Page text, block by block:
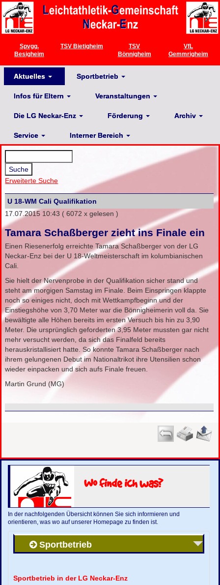
Spvgg.
Besigheim
TSV Bietigheim
TSV
Bönnigheim
VfL
Gemmrigheim
Aktuelles Sportbetrieb
Infos für Eltern Veranstaltungen
Die LG Neckar-Enz Förderung Archiv
Service Interner Bereich
Erweiterte Suche
U 18-WM Cali Qualifikation
17.07.2015 10:43 ( 6072 x gelesen )
Tamara Schaßberger zieht ins Finale ein
Einen Riesenerfolg erreichte Tamara Schaßberger von der LG
Neckar-Enz bei der U 18-Weltmeisterschaft im kolumbianischen
Cali.
Sie hielt der Nervenprobe in der Qualifikation sicher stand und
steht am morgigen Samstag im Finale. Beim Einspringen klappte
noch so einiges nicht, doch mit Wettkampfbeginn und der
Einstiegshöhe von 3,70 Meter war die Bönnigheimerin voll da. Sie
bewältigte alle Höhen bereits im ersten Versuch bis hin zu 3,90
Meter. Die ursprünglich geforderten 3,95 Meter mussten gar nicht
mehr versucht werden, da sich das Finalfeld bereits
herauskristallisiert hatte. So konnte Tamara Schaßberger nach
ihrem gelungenen Debut im Nationaltrikot ihre Utensilien schon
wieder einpacken und sich aufs Finale freuen.
Martin Grund (MG)
Wo finde ich was?
In der nachfolgenden Übersicht können Sie sich informieren und
orientieren, was wo auf unserer Homepage zu finden ist.
Sportbetrieb
Sportbetrieb in der LG Neckar-Enz